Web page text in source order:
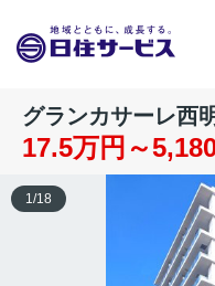
グランカサーレ西
17.5万円～
1/18